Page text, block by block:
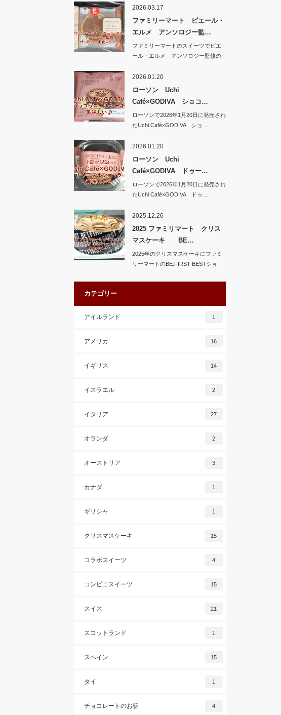
2026.03.17
ファミリーマート ピエール・
エルメ アンソロジー監…
ファミリーマートのスイーツでピエ
ール・エルメ アンソロジー監修の
2026.01.20
ローソン Uchi
Café×GODIVA ショコ…
ローソンで2026年1月20日に発売され
たUchi Café×GODIVA ショ…
2026.01.20
ローソン Uchi
Café×GODIVA ドゥー…
ローソンで2026年1月20日に発売され
たUchi Café×GODIVA ドゥ…
2025.12.26
2025 ファミリマート クリス
マスケーキ BE…
2025年のクリスマスケーキにファミ
リーマートのBE:FIRST BESTショ
カテゴリー
アイルランド 1
アメリカ 16
イギリス 14
イスラエル 2
イタリア 27
オランダ 2
オーストリア 3
カナダ 1
ギリシャ 1
クリスマスケーキ 15
コラボスイーツ 4
コンビニスイーツ 15
スイス 21
スコットランド 1
スペイン 15
タイ 1
チョコレートのお話 4